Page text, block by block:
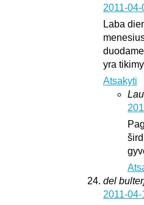
2011-
Laba
yra
Atsakyti
del
2011-